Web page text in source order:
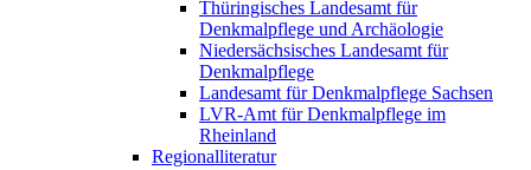
Thüringisches Landesamt für
Denkmalpflege und Archäologie
Niedersächsisches Landesamt für
Denkmalpflege
Landesamt für Denkmalpflege Sachsen
LVR-Amt für Denkmalpflege im
Rheinland
Regionalliteratur